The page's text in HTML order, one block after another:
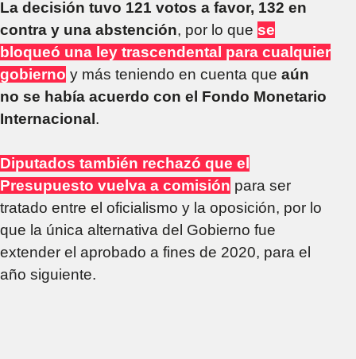
La decisión tuvo 121 votos a favor, 132 en
contra y una abstención, por lo que se
bloqueó una ley trascendental para cualquier
gobierno y más teniendo en cuenta que aún
no se había acuerdo con el Fondo Monetario
Internacional .
Diputados también rechazó que el
Presupuesto vuelva a comisión para ser
tratado entre el oficialismo y la oposición, por lo
que la única alternativa del Gobierno fue
extender el aprobado a fines de 2020, para el
año siguiente.